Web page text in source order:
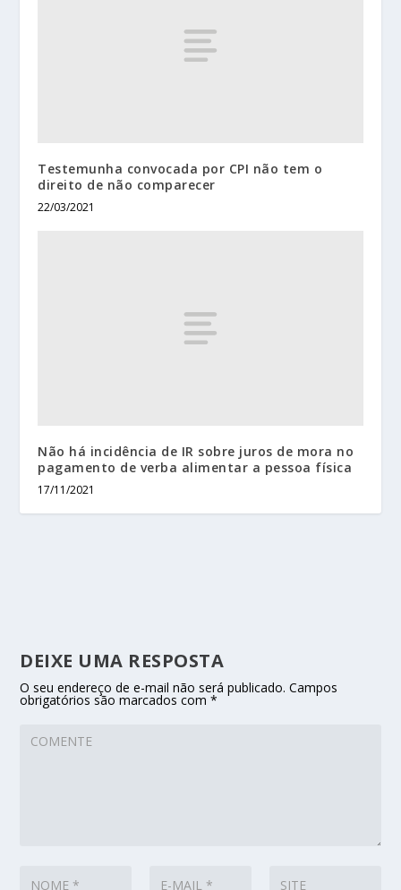
Testemunha convocada por CPI não tem o
direito de não comparecer
22/03/2021
Não há incidência de IR sobre juros de mora no
pagamento de verba alimentar a pessoa física
17/11/2021
DEIXE UMA RESPOSTA
O seu endereço de e-mail não será publicado. Campos
obrigatórios são marcados com*